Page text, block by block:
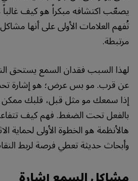
يصعّب اكتشافه مبكراً هو كيف غالباً
تُفهم العلامات الأولى على أنها
مرتبطة.
لهذا السبب فقدان السمع يستحق
عن قرب. مو بس عرض؛ هو إشارة
إذا سمعك مو مثل قبل، قلبك
بالفعل تحت الضغط. فهم كيف
هالأنظمة هو الخطوة الأولى لحماية
وأبحاث حديثة تعطي فرصة لربط